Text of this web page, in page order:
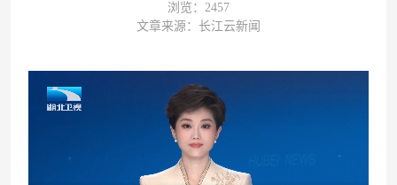
浏览： 2457
文章来源：长江云新闻